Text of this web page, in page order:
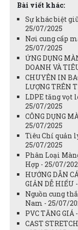
Bài viết khác:
Sự khác biệt
25/07/2025
Nơi cung cấp
25/07/2025
ỨNG DỤNG
DOANH VÀ
CHUYÊN IN
LƯỢNG TRÊN
LDPE tăng vọt
25/07/2025
CÔNG DỤNG
25/07/2025
Tiêu Chí quản
25/07/2025
Phân Loại
Hợp - 25/07/
HƯỚNG DẪN
GIẢN DỄ HIỂU
Nguồn cung
Nam - 25/07/
PVC TĂNG GIÁ
CAST